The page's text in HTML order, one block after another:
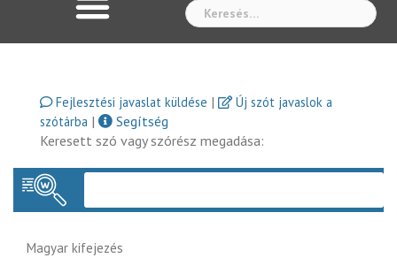
Fejlesztési javaslat küldése |
Új szót javaslok a
szótárba |
Segítség
Keresett szó vagy szórész megadása:
Magyar kifejezés